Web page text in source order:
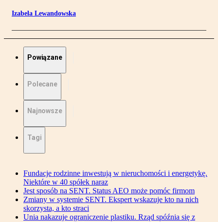
Izabela Lewandowska
Powiązane
Polecane
Najnowsze
Tagi
Fundacje rodzinne inwestują w nieruchomości i energetykę.
Niektóre w 40 spółek naraz
Jest sposób na SENT. Status AEO może pomóc firmom
Zmiany w systemie SENT. Ekspert wskazuje kto na nich
skorzysta, a kto straci
Unia nakazuje ograniczenie plastiku. Rząd spóźnia się z